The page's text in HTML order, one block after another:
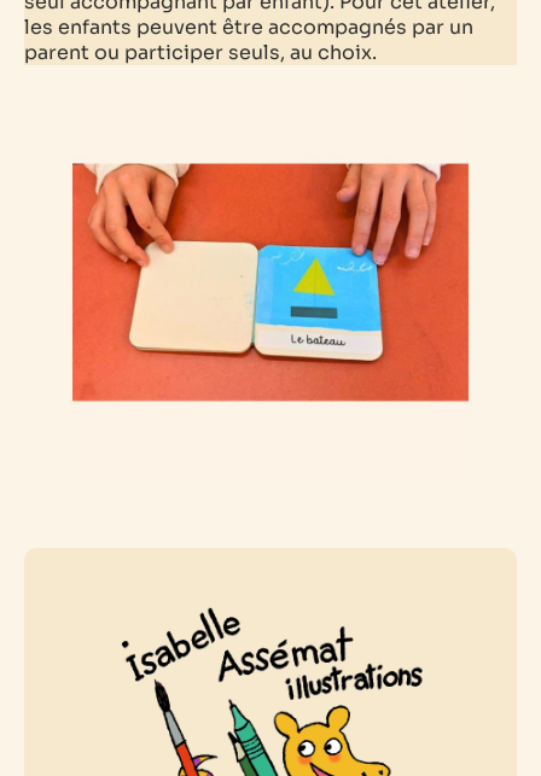
les enfants peuvent être accompagnés par un
parent ou participer seuls, au choix.